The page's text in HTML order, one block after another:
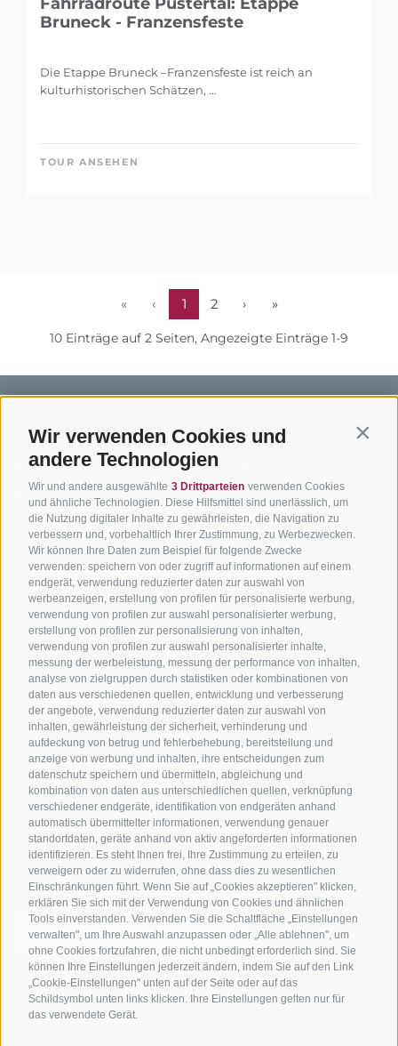
Wir verwenden Cookies und
andere Technologien
Wir und andere ausgewählte 3 Drittparteien verwenden Cookies
und ähnliche Technologien. Diese Hilfsmittel sind unerlässlich, um
die Nutzung digitaler Inhalte zu gewährleisten, die Navigation zu
verbessern und, vorbehaltlich Ihrer Zustimmung, zu Werbezwecken.
Wir können Ihre Daten zum Beispiel für folgende Zwecke
verwenden: speichern von oder zugriff auf informationen auf einem
endgerät, verwendung reduzierter daten zur auswahl von
werbeanzeigen, erstellung von profilen für personalisierte werbung,
verwendung von profilen zur auswahl personalisierter werbung,
erstellung von profilen zur personalisierung von inhalten,
verwendung von profilen zur auswahl personalisierter inhalte,
messung der werbeleistung, messung der performance von inhalten,
analyse von zielgruppen durch statistiken oder kombinationen von
daten aus verschiedenen quellen, entwicklung und verbesserung
der angebote, verwendung reduzierter daten zur auswahl von
inhalten, gewährleistung der sicherheit, verhinderung und
aufdeckung von betrug und fehlerbehebung, bereitstellung und
anzeige von werbung und inhalten, ihre entscheidungen zum
datenschutz speichern und übermitteln, abgleichung und
kombination von daten aus unterschiedlichen quellen, verknüpfung
verschiedener endgeräte, identifikation von endgeräten anhand
automatisch übermittelter informationen, verwendung genauer
standortdaten, geräte anhand von aktiv angeforderten informationen
identifizieren. Es steht Ihnen frei, Ihre Zustimmung zu erteilen, zu
verweigern oder zu widerrufen, ohne dass dies zu wesentlichen
Einschränkungen führt. Wenn Sie auf „Cookies akzeptieren" klicken,
erklären Sie sich mit der Verwendung von Cookies und ähnlichen
Tools einverstanden. Verwenden Sie die Schaltfläche „Einstellungen
verwalten", um Ihre Auswahl anzupassen oder „Alle ablehnen", um
ohne Cookies fortzufahren, die nicht unbedingt erforderlich sind. Sie
können Ihre Einstellungen jederzeit ändern, indem Sie auf den Link
„Cookie-Einstellungen" unten auf der Seite oder auf das
Schildsymbol unten links klicken. Ihre Einstellungen gelten nur für
das verwendete Gerät.
Bruneck - Franzensfeste
Die Etappe Bruneck –Franzensfeste ist reich an
kulturhistorischen Schätzen, ...
TOUR ANSEHEN
« ‹ 1 2 › »
10 Einträge auf 2 Seiten, Angezeigte Einträge 1-9
BIKEHOTELS
SÜDTIROL
Hotels & Pakete
Urlaubspakete
Unsere Gutscheine
Hot Deals
Bike & Work
BIKEN IN
SÜDTIROL
Mountainbiken in
Südtirol
Rennradfahren in
Südtirol
Radwege in Südtirol
Bikeshops & Verleihe
Bike-Schulen
Tourenzentrale
Kontakt
Anreise
Zum
info@bikehotels.it
MELDE DICH ZU UNSEREM NEWSLETTER AN!
JETZT ANMELDEN